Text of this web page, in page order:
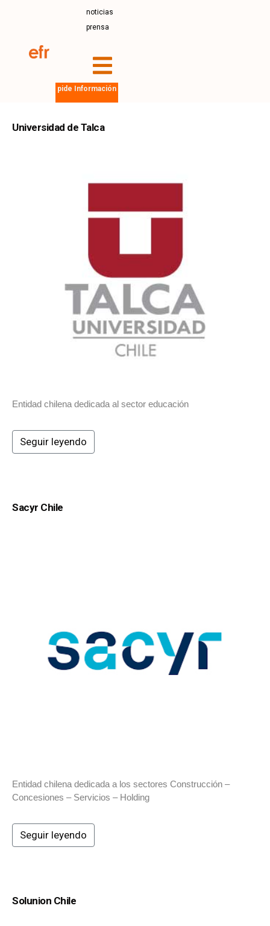
noticias
prensa
pide Información
Universidad de Talca
Entidad chilena dedicada al sector educación
Seguir leyendo
Sacyr Chile
Entidad chilena dedicada a los sectores Construcción –
Concesiones – Servicios – Holding
Seguir leyendo
Solunion Chile